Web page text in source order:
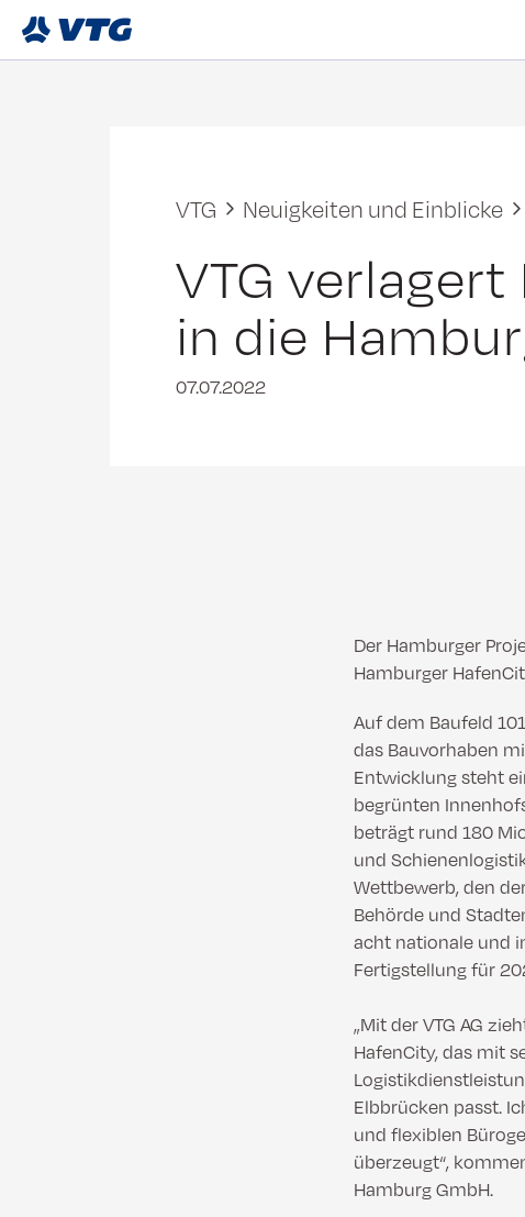
VTG Neuigkeiten und Einblicke
VTG
in die
07.07.2022
Der Hamburger
Hamburger
Auf dem Baufeld
das Bauvorhaben
Entwicklung steht
begrünten
beträgt rund 180
und
Wettbewerb, den
Behörde und
acht nationale und
Fertigstellung für
„Mit der VTG AG
HafenCity, das mit
Elbbrücken passt.
und flexiblen
überzeugt“,
Hamburg GmbH.